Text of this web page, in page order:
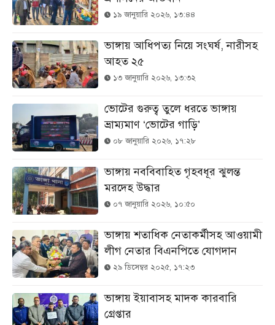
১৯ জানুয়ারি ২০২৬, ১৩:৪৪
ভাঙ্গায় আধিপত্য নিয়ে সংঘর্ষ, নারীসহ
আহত ২৫
১৩ জানুয়ারি ২০২৬, ১৩:৩২
ভোটের গুরুত্ব তুলে ধরতে ভাঙ্গায়
ভ্রাম্যমাণ ‘ভোটের গাড়ি’
০৮ জানুয়ারি ২০২৬, ১৭:২৮
ভাঙ্গায় নববিবাহিত গৃহবধূর ঝুলন্ত
মরদেহ উদ্ধার
০৭ জানুয়ারি ২০২৬, ১০:৫০
ভাঙ্গায় শতাধিক নেতাকর্মীসহ আওয়ামী
লীগ নেতার বিএনপিতে যোগদান
২৯ ডিসেম্বর ২০২৫, ১৭:২৩
ভাঙ্গায় ইয়াবাসহ মাদক কারবারি
গ্রেপ্তার